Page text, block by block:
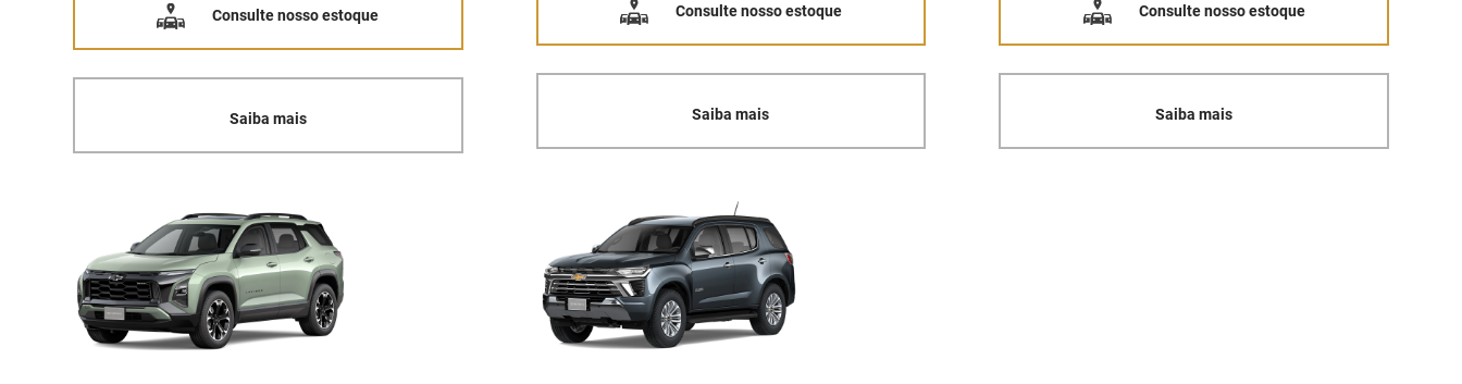
Consulte nosso estoque
Saiba mais
Consulte nosso estoque
Saiba mais
Consulte nosso estoque
Saiba mais